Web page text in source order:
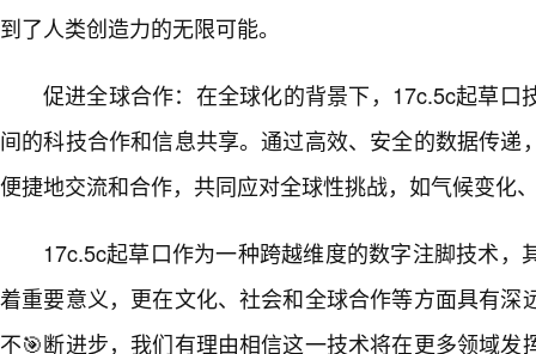
到了人类创造力的无限可能。
促进全球合作：在全球化的背景下，17c.5c起草口
间的科技合作和信息共享。通过高效、安全的数据传递
便捷地交流和合作，共同应对全球性挑战，如气候变化
17c.5c起草口作为一种跨越维度的数字注脚技术，
着重要意义，更在文化、社会和全球合作等方面具有深
不🎯断进步，我们有理由相信这一技术将在更多领域发